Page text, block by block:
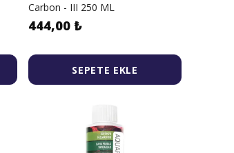
Carbon - III 250 ML
444,00 ₺
SEPETE EKLE